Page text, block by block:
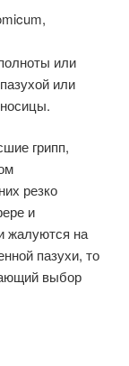
или
или
грипп,
резко
и
жалуются на
пазухи, то
выбор